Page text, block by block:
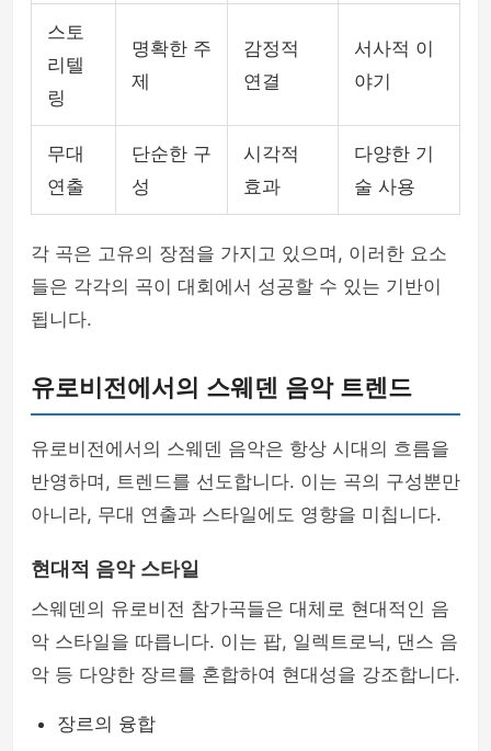
스토
리텔
링
명확한 주
제
감정적
연결
서사적 이
야기
무대
연출
단순한 구
성
시각적
효과
다양한 기
술 사용
각 곡은 고유의 장점을 가지고 있으며, 이러한 요소
들은 각각의 곡이 대회에서 성공할 수 있는 기반이
됩니다.
유로비전에서의 스웨덴 음악 트렌드
유로비전에서의 스웨덴 음악은 항상 시대의 흐름을
반영하며, 트렌드를 선도합니다. 이는 곡의 구성뿐만
아니라, 무대 연출과 스타일에도 영향을 미칩니다.
현대적 음악 스타일
스웨덴의 유로비전 참가곡들은 대체로 현대적인 음
악 스타일을 따릅니다. 이는 팝, 일렉트로닉, 댄스 음
악 등 다양한 장르를 혼합하여 현대성을 강조합니다.
장르의 융합